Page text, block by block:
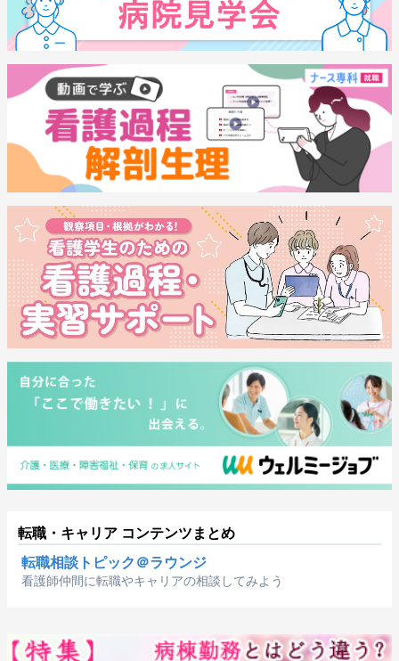
転職・キャリア コンテンツまとめ
転職相談トピック＠ラウンジ
看護師仲間に転職やキャリアの相談してみよう